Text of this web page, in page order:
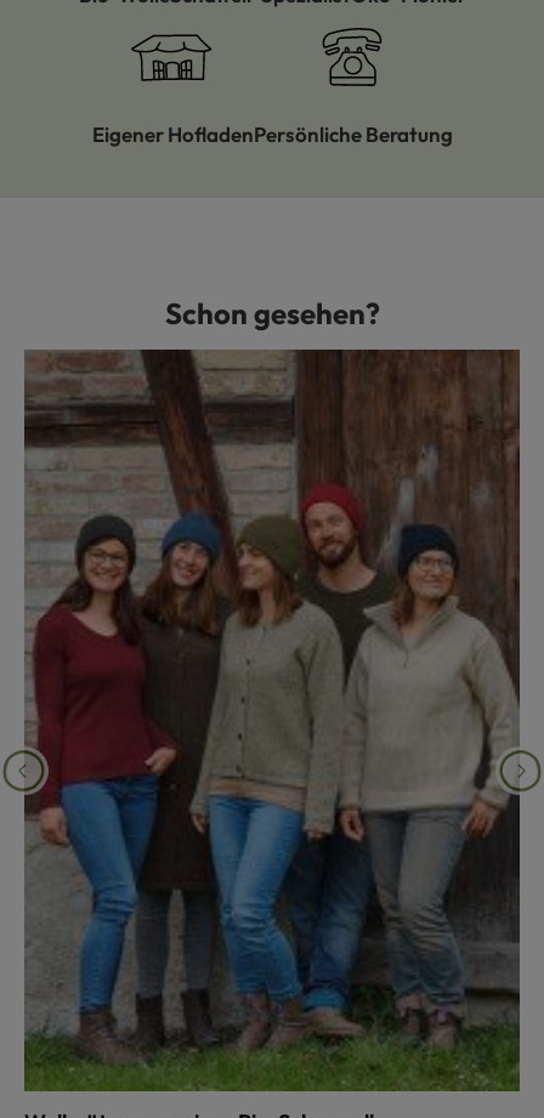
Eigener HofladenPersönliche Beratung
Produktgalerie überspringenSchon gesehen?